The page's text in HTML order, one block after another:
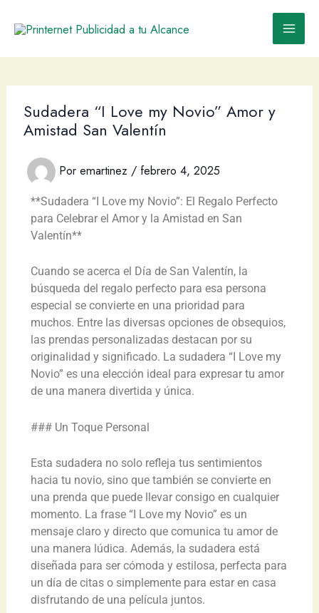
Sudadera “I Love my Novio” Amor y
Amistad San Valentín
Por emartinez / febrero 4, 2025
**Sudadera “I Love my Novio”: El Regalo Perfecto
para Celebrar el Amor y la Amistad en San
Valentín**
Cuando se acerca el Día de San Valentín, la
búsqueda del regalo perfecto para esa persona
especial se convierte en una prioridad para
muchos. Entre las diversas opciones de obsequios,
las prendas personalizadas destacan por su
originalidad y significado. La sudadera “I Love my
Novio” es una elección ideal para expresar tu amor
de una manera divertida y única.
### Un Toque Personal
Esta sudadera no solo refleja tus sentimientos
hacia tu novio, sino que también se convierte en
una prenda que puede llevar consigo en cualquier
momento. La frase “I Love my Novio” es un
mensaje claro y directo que comunica tu amor de
una manera lúdica. Además, la sudadera está
diseñada para ser cómoda y estilosa, perfecta para
un día de citas o simplemente para estar en casa
disfrutando de una película juntos.